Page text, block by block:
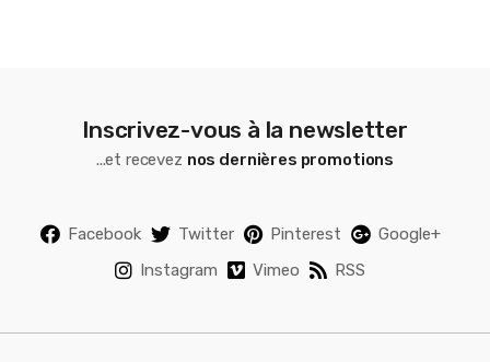
Inscrivez-vous à la newsletter
...et recevez nos dernières promotions
Facebook Twitter Pinterest
Google+
Instagram
Vimeo RSS